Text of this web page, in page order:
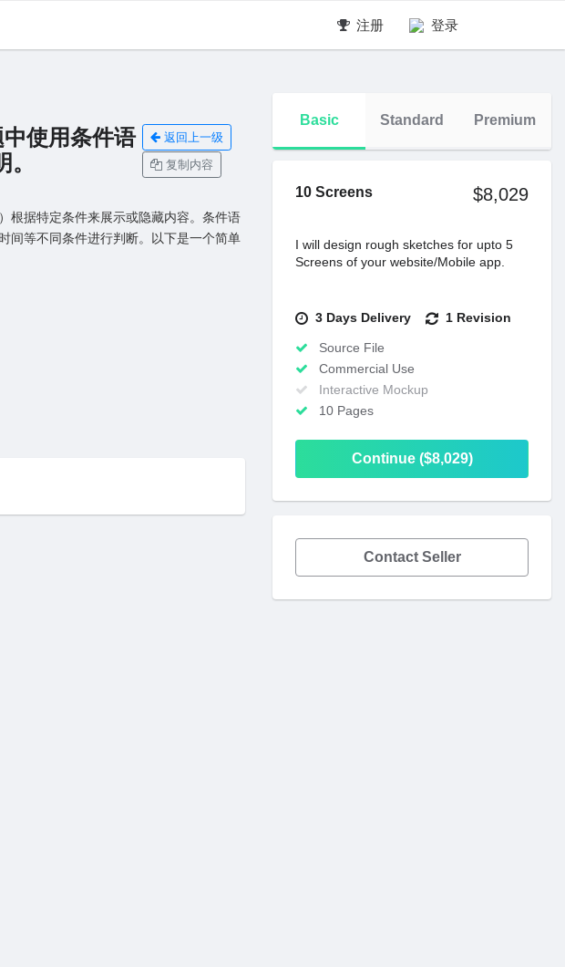
注册 登录
使⽤条件语
返回上一级
复制内容
根据特定条件来展⽰或隐藏内容。条件语
间等不同条件进⾏判断。以下是⼀个简单
Basic Standard Premium
10 Screens $8,029
I will design rough sketches for upto 5
Screens of your website/Mobile app.
3 Days Delivery 1 Revision
Source File
Commercial Use
Interactive Mockup
10 Pages
Continue ($8,029)
Contact Seller